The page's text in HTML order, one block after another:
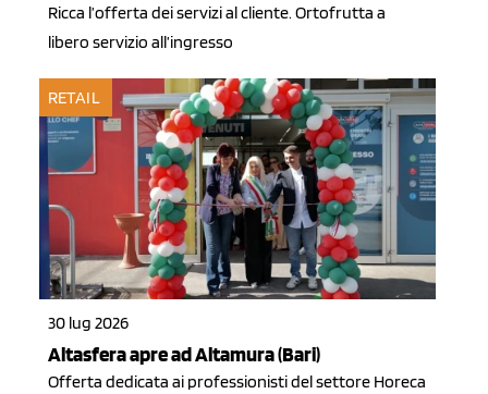
Ricca l’offerta dei servizi al cliente. Ortofrutta a
libero servizio all’ingresso
RETAIL
30 lug 2026
Altasfera apre ad Altamura (Bari)
Offerta dedicata ai professionisti del settore Horeca